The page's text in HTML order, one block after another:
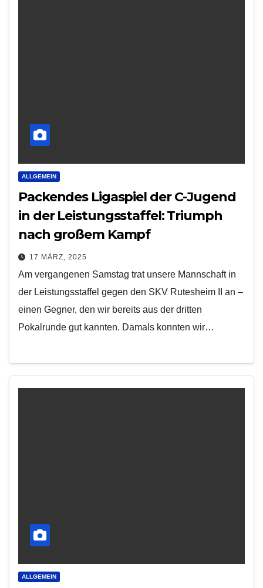
ALLGEMEIN
Packendes Ligaspiel der C-Jugend
in der Leistungsstaffel: Triumph
nach großem Kampf
17 MÄRZ, 2025
Am vergangenen Samstag trat unsere Mannschaft in
der Leistungsstaffel gegen den SKV Rutesheim II an –
einen Gegner, den wir bereits aus der dritten
Pokalrunde gut kannten. Damals konnten wir…
ALLGEMEIN